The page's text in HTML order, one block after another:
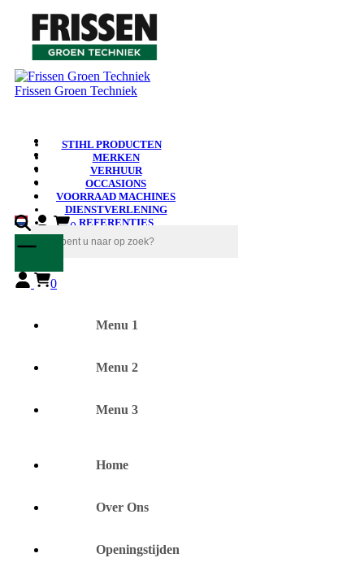
Frissen Groen Techniek
STIHL PRODUCTEN
MERKEN
VERHUUR
OCCASIONS
VOORRAAD MACHINES
DIENSTVERLENING
REFERENTIES
0
0
Menu 1
Menu 2
Menu 3
Home
Over Ons
Openingstijden